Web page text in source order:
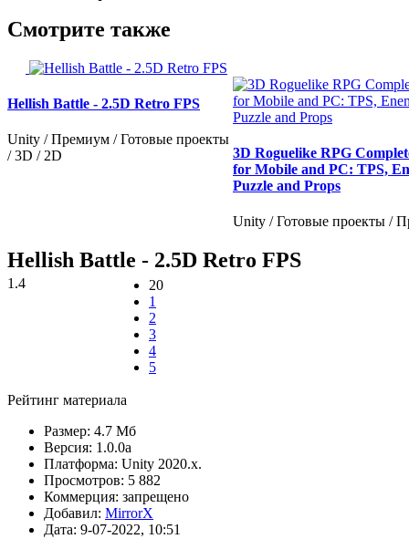
Смотрите также
Hellish Battle - 2.5D Retro FPS
Unity / Премиум / Готовые проекты
/ 3D / 2D
3D Roguelike RPG
for Mobile and PC: TPS,
Puzzle and Props
Unity / Готовые проекты /
Hellish Battle - 2.5D Retro FPS
1.4
20
1
2
3
4
5
Рейтинг материала
Размер: 4.7 Мб
Версия: 1.0.0а
Платформа: Unity 2020.x.
Просмотров: 5 882
Коммерция: запрещено
Добавил: MirrorX
Дата: 9-07-2022, 10:51